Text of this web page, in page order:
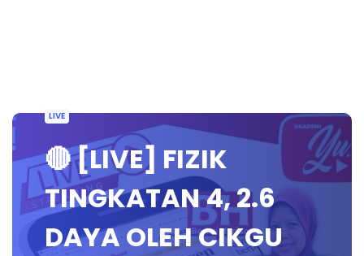
LIVE
🔴 [LIVE] FIZIK
TINGKATAN 4, 2.6
DAYA OLEH CIKGU